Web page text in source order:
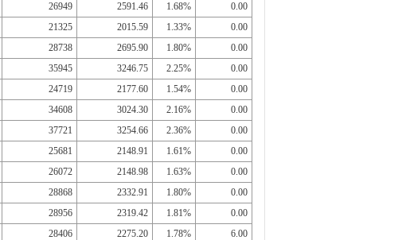
26949 2591.46 1.68%
0.00
21325 2015.59 1.33%
0.00
28738 2695.90 1.80%
0.00
35945 3246.75 2.25%
0.00
24719 2177.60 1.54%
0.00
34608 3024.30 2.16%
0.00
37721 3254.66 2.36%
0.00
25681 2148.91 1.61%
0.00
26072 2148.98 1.63%
0.00
28868 2332.91 1.80%
0.00
28956 2319.42 1.81%
0.00
28406 2275.20 1.78%
6.00